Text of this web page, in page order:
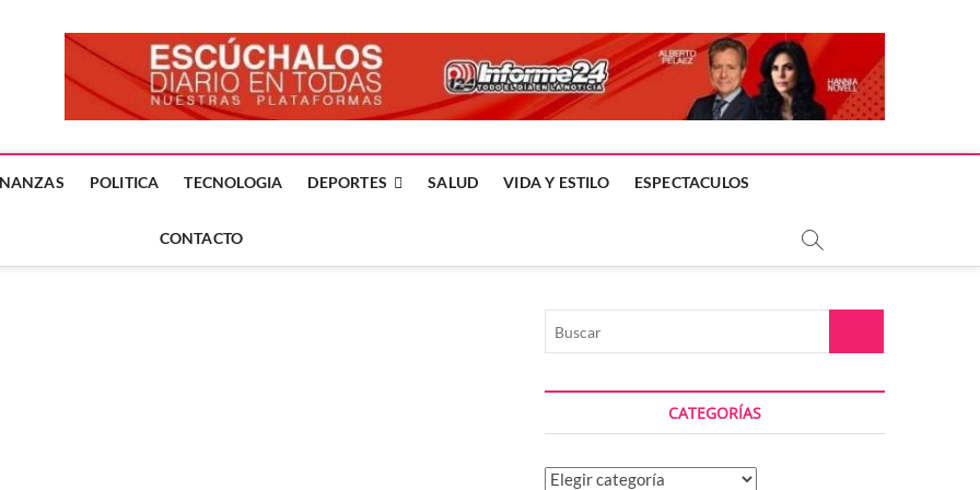
DÍA EN LA NOTICIA
POLITICA TECNOLOGIA DEPORTES SALUD VIDA Y ESTILO ESPECTACULOS
CONTACTO
CATEGORÍAS
Categorías